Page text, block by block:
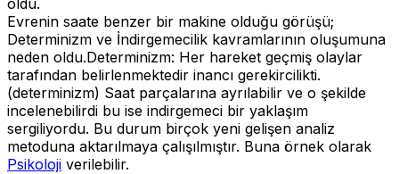
Evrenin saate benzer bir makine olduğu görüşü;
Determinizm ve İndirgemecilik kavramlarının oluşumuna
neden oldu.Determinizm: Her hareket geçmiş olaylar
tarafından belirlenmektedir inancı gerekircilikti.
(determinizm) Saat parçalarına ayrılabilir ve o şekilde
incelenebilirdi bu ise indirgemeci bir yaklaşım
sergiliyordu. Bu durum birçok yeni gelişen analiz
metoduna aktarılmaya çalışılmıştır. Buna örnek olarak
Psikoloji verilebilir.